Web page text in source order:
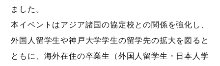
ました。
本イベントはアジア諸国の協定校との関係を強化し、
外国人留学生や神戸大学学生の留学先の拡大を図ると
ともに、海外在住の卒業生（外国人留学生・日本人学